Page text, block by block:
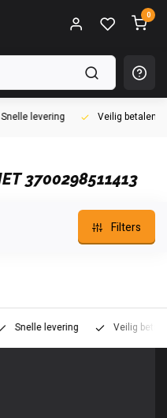
0
levering Veilig betalen
3700298511413
Filters
levering Veilig betalen